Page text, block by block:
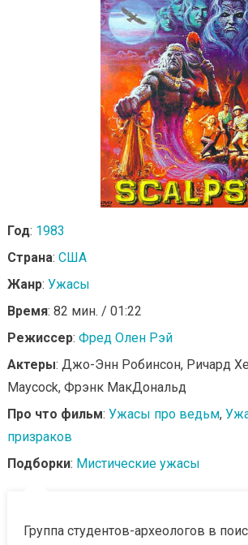
Год: 1983
Страна: США
Жанр: Ужасы
Время: 82 мин. / 01:22
Режиссер: Фред Олен Рэй
Актеры: Джо-Энн Робинсон, Ричард
Maycock, Фрэнк МакДональд
Про что фильм: Ужасы про ведьм,
призраков
Подборки: Мистические ужасы
Группа студентов-археологов в